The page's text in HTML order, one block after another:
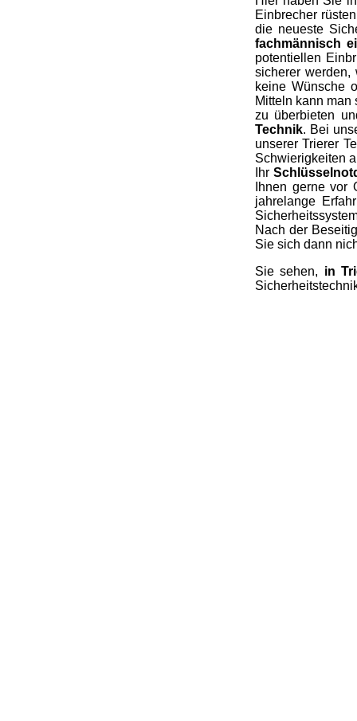
Einbrecher
die neueste
fachmännisch
potentiellen
sicherer
keine Wünsche
Mitteln kann
zu überbieten
Technik. Bei
unserer Trierer
Schwierigkeiten
Ihr
Ihnen gerne
jahrelange
Nach der
Sie sich dann
Sie sehen, in